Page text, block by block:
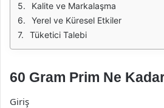
Kalite ve Markalaşma
Yerel ve Küresel Etkiler
Tüketici Talebi
60 Gram Prim Ne
Giriş